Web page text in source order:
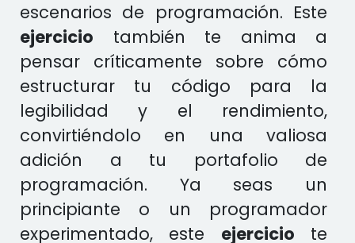
escenarios de programación. Este
ejercicio también te anima a
pensar críticamente sobre cómo
estructurar tu código para la
legibilidad y el rendimiento,
convirtiéndolo en una valiosa
adición a tu portafolio de
programación. Ya seas un
principiante o un programador
experimentado, este ejercicio te